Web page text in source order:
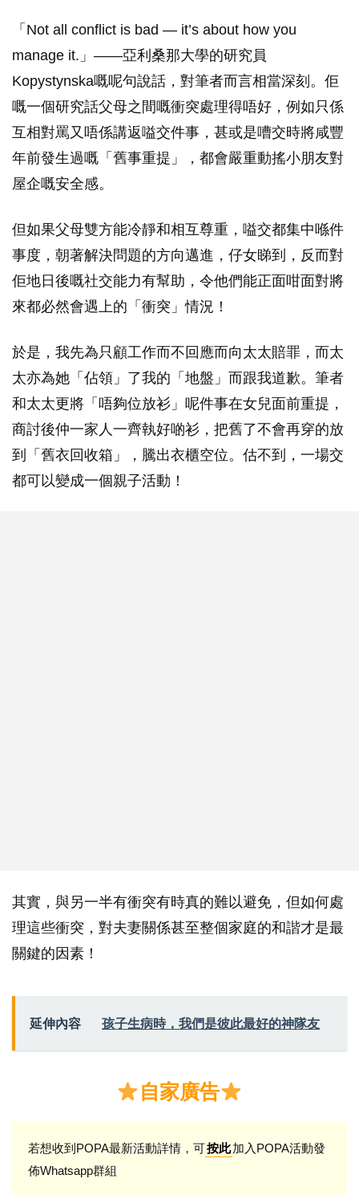
「Not all conflict is bad — it’s about how you
manage it.」——亞利桑那大學的研究員
Kopystynska嘅呢句說話，對筆者而言相當深刻。佢
嘅一個研究話父母之間嘅衝突處理得唔好，例如只係
互相對罵又唔係講返嗌交件事，甚或是嘈交時將咸豐
年前發生過嘅「舊事重提」，都會嚴重動搖小朋友對
屋企嘅安全感。
但如果父母雙方能冷靜和相互尊重，嗌交都集中喺件
事度，朝著解決問題的方向邁進，仔女睇到，反而對
佢地日後嘅社交能力有幫助，令他們能正面咁面對將
來都必然會遇上的「衝突」情況！
於是，我先為只顧工作而不回應而向太太賠罪，而太
太亦為她「佔領」了我的「地盤」而跟我道歉。筆者
和太太更將「唔夠位放衫」呢件事在女兒面前重提，
商討後仲一家人一齊執好啲衫，把舊了不會再穿的放
到「舊衣回收箱」，騰出衣櫃空位。估不到，一場交
都可以變成一個親子活動！
其實，與另一半有衝突有時真的難以避免，但如何處
理這些衝突，對夫妻關係甚至整個家庭的和諧才是最
關鍵的因素！
延伸內容 孩子生病時，我們是彼此最好的神隊友
自家廣告
若想收到POPA最新活動詳情，可按此加入POPA活動發
佈Whatsapp群組